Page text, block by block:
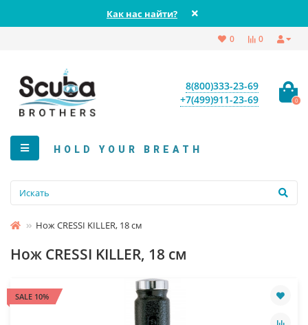
Как нас найти?
0
0
8(800)333-23-69
+7(499)911-23-69
0
HOLD YOUR BREATH
Нож CRESSI KILLER, 18 см
Нож CRESSI KILLER, 18 см
SALE 10%